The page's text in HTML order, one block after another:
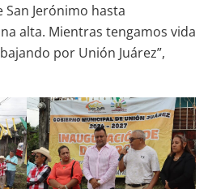
Jerónimo hasta
alta. Mientras tengamos vida
por Unión Juárez”,